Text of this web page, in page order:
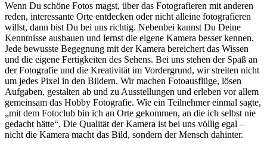
Wenn Du schöne Fotos magst, über das Fotografieren mit anderen
reden, interessante Orte entdecken oder nicht alleine fotografieren
willst, dann bist Du bei uns richtig. Nebenbei kannst Du Deine
Kenntnisse ausbauen und lernst die eigene Kamera besser kennen.
Jede bewusste Begegnung mit der Kamera bereichert das Wissen
und die eigene Fertigkeiten des Sehens. Bei uns stehen der Spaß an
der Fotografie und die Kreativität im Vordergrund, wir streiten nicht
um jedes Pixel in den Bildern. Wir machen Fotoausflüge, lösen
Aufgaben, gestalten ab und zu Ausstellungen und erleben vor allem
gemeinsam das Hobby Fotografie. Wie ein Teilnehmer einmal sagte,
„mit dem Fotoclub bin ich an Orte gekommen, an die ich selbst nie
gedacht hätte“. Die Qualität der Kamera ist bei uns völlig egal –
nicht die Kamera macht das Bild, sondern der Mensch dahinter.